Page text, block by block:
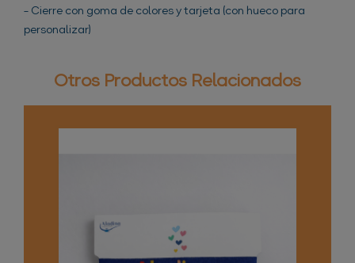
- Cierre con goma de colores y tarjeta (con hueco para
personalizar)
Otros Productos Relacionados